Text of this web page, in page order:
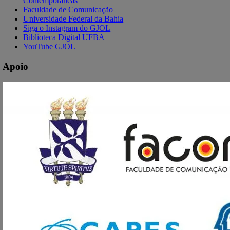
Faculdade de Comunicação
Universidade Federal da Bahia
Siga o Instagram do GJOL
Biblioteca Digital UFBA
YouTube GJOL
Apoio